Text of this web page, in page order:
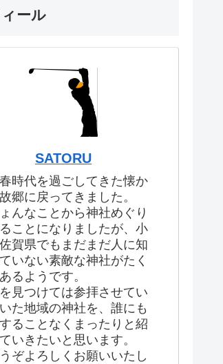
ール
SATORU
時代を過ごしてきた懐か
郷に戻ってきました。
んなことから神社めぐり
ことになりましたが、小
賀県でもまだまだ人に知
いない素敵な神社がたく
るようです。
見つけては参拝させてい
た地域の神社を、誰にも
ることなくまったりと紹
いきたいと思います。
ぞよろしくお願いいたし